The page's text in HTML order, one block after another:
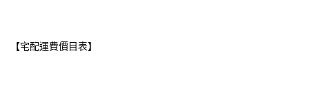
【宅配運費價目表】